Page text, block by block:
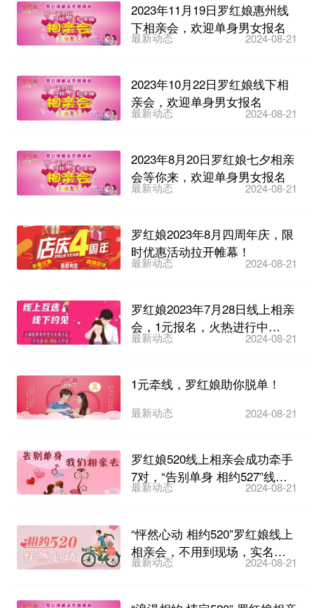
2023年11月19日罗红娘惠州线
下相亲会，欢迎单身男女报名
最新动态 2024-08-21
2023年10月22日罗红娘线下相
亲会，欢迎单身男女报名
最新动态 2024-08-21
2023年8月20日罗红娘七夕相亲
会等你来，欢迎单身男女报名
最新动态 2024-08-21
罗红娘2023年8月四周年庆，限
时优惠活动拉开帷幕！
最新动态 2024-08-21
罗红娘2023年7月28日线上相亲
会，1元报名，火热进行中…
最新动态 2024-08-21
1元牵线，罗红娘助你脱单！
最新动态 2024-08-21
罗红娘520线上相亲会成功牵手
7对，“告别单身 相约527”线上
相亲会火热报...
最新动态 2024-08-21
“怦然心动 相约520”罗红娘线上
相亲会，不用到现场，实名相
亲！火热报名中…
最新动态 2024-08-21